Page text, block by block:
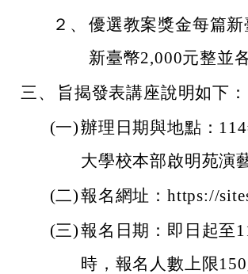
２、 優選教案獎金每篇
新臺幣2,000元整並
三、
旨揭發表講座說明如下：
(一)辦理日期與地點：
大學校本部啟明苑演
(二)報名網址：https://
(三)報名日期：即日起至
時，報名人數上限150